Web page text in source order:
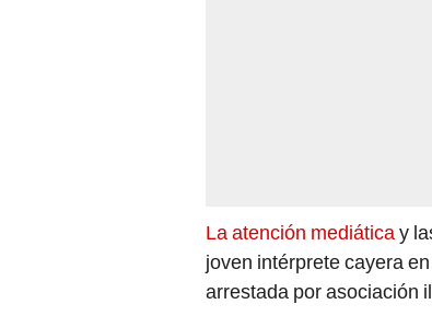
La atención mediáticay
joven intérprete cayera
arrestada por asociación